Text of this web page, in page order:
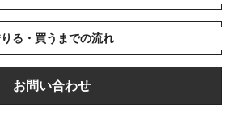
る・買うまでの流れ
お問い合わせ